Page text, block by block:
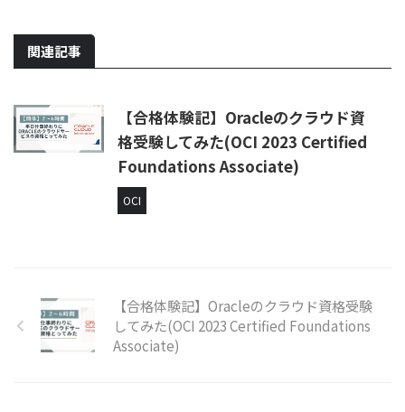
関連記事
【合格体験記】Oracleのクラウド資
格受験してみた(OCI 2023 Certified
Foundations Associate)
OCI
【合格体験記】Oracleのクラウド資格受験
してみた(OCI 2023 Certified Foundations
Associate)